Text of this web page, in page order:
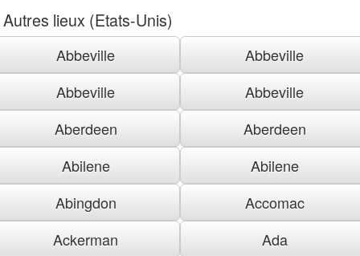
Autres lieux (Etats-Unis)
Abbeville
Abbeville
Abbeville
Abbeville
Aberdeen
Aberdeen
Abilene
Abilene
Abingdon
Accomac
Ackerman
Ada